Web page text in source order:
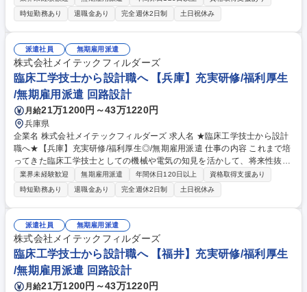
プロの設計者を目指せる環境があります。 研修にて一連の流れを学べるた
め、着実に実務スキルを向上させつつカーボンニュートラル実現に向けた
開発など社会的意義の高い取り組みに貢献し、やりがいも感じられる環境
で将来の幅を広げることができます。エンジニアが多数活躍しており、業
務負荷のコントロールもしやすいため、「キャリアも生活も大事にした
い」という方でもご活躍いただけます。 募集職種 ★臨床工学技士から設
計職へ★【兵庫】充実研修/福利厚生◎/無期雇用派遣
時短勤務あり
退職金あり 完全週休2日制 土日祝休み
派遣社員 無期雇用派遣
株式会社メイテックフィルダーズ
臨床工学技士から設計職へ 【兵庫】充実研修/福利厚生
/無期雇用派遣 回路設計
月給21万1200円～43万1220円
兵庫県
企業名 株式会社メイテックフィルダーズ 求人名 ★臨床工学技士から設計
職へ★【兵庫】充実研修/福利厚生◎/無期雇用派遣 仕事の内容 これまで培
ってきた臨床工学技士としての機械や電気の知見を活かして、将来性抜群
の設計職にキャリアチェンジしませんか？充実した研修で未経験からでも
プロの設計者を目指せる環境があります。 研修にて一連の流れを学べるた
め、着実に実務スキルを向上させつつカーボンニュートラル実現に向けた
開発など社会的意義の高い取り組みに貢献し、やりがいも感じられる環境
で将来の幅を広げることができます。エンジニアが多数活躍しており、業
務負荷のコントロールもしやすいため、「キャリアも生活も大事にした
い」という方でもご活躍いただけます。 募集職種 ★臨床工学技士から設
計職へ★【兵庫】充実研修/福利厚生◎/無期雇用派遣
業界未経験歓迎 無期雇用派遣 年間休日120日以上
資格取得支援あり
時短勤務あり
退職金あり 完全週休2日制 土日祝休み
派遣社員 無期雇用派遣
株式会社メイテックフィルダーズ
臨床工学技士から設計職へ 【福井】充実研修/福利厚生
/無期雇用派遣 回路設計
月給21万1200円～43万1220円